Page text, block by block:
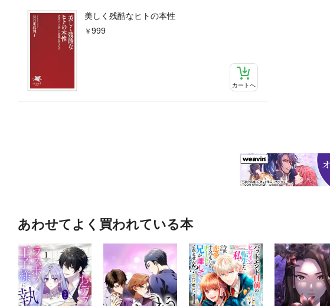
美しく残酷なヒトの本性
999
カートへ
あわせてよく買われている本